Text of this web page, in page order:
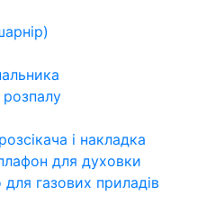
і накладка
для духовки
газових приладів